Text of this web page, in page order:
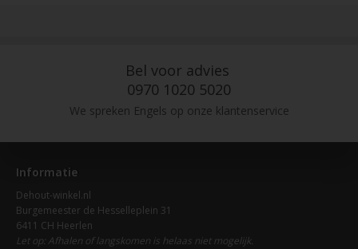
Bel voor advies
0970 1020 5020
We spreken Engels op onze klantenservice
Informatie
Dehout-winkel.nl
Burgemeester de Hesselleplein 31
6411 CH Heerlen
Let op: Afhalen of langskomen is helaas niet mogelijk.